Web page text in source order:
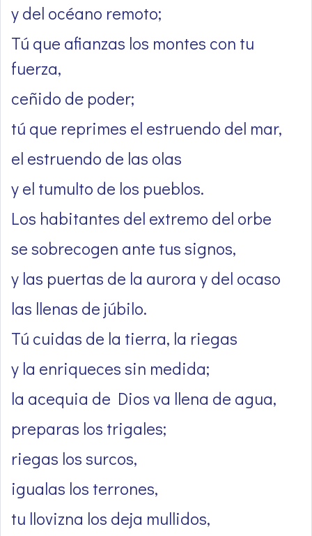
y del océano remoto;
Tú que afianzas los montes con tu
fuerza,
ceñido de poder;
tú que reprimes el estruendo del mar,
el estruendo de las olas
y el tumulto de los pueblos.
Los habitantes del extremo del orbe
se sobrecogen ante tus signos,
y las puertas de la aurora y del ocaso
las llenas de júbilo.
Tú cuidas de la tierra, la riegas
y la enriqueces sin medida;
la acequia de Dios va llena de agua,
preparas los trigales;
riegas los surcos,
igualas los terrones,
tu llovizna los deja mullidos,